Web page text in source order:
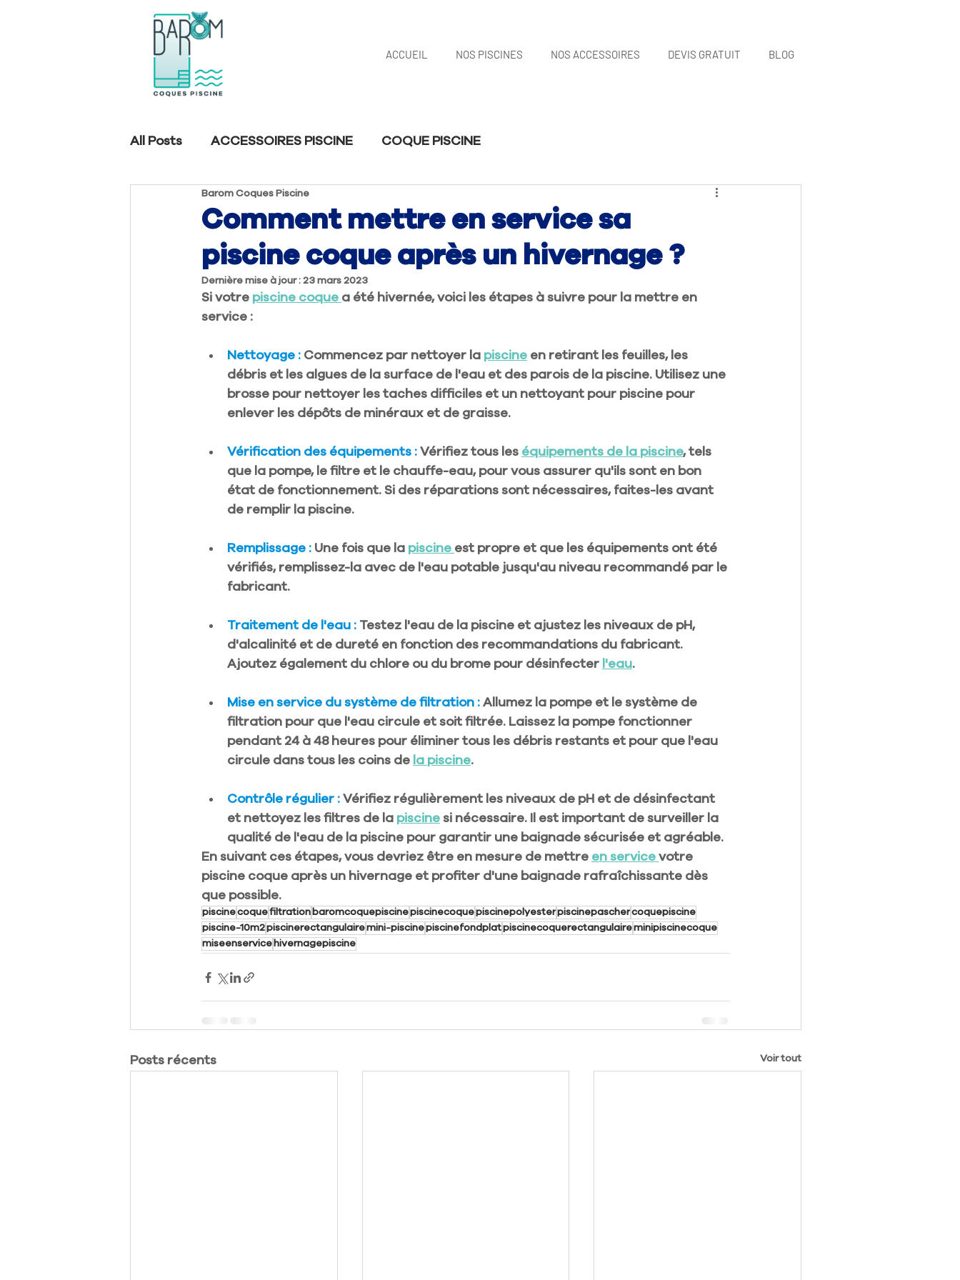
ACCUEIL NOS PISCINES NOS ACCESSOIRES DEVIS GRATUIT BLOG
All Posts ACCESSOIRES PISCINE COQUE PISCINE
Comment mettre en service sa
piscine coque après un hivernage ?
Barom Coques Piscine
Dernière mise à jour : 23 mars 2023
Si votre piscine coque a été hivernée, voici les étapes à suivre pour la mettre en
service :
Nettoyage : Commencez par nettoyer la piscine en retirant les feuilles, les
débris et les algues de la surface de l'eau et des parois de la piscine. Utilisez une
brosse pour nettoyer les taches difficiles et un nettoyant pour piscine pour
enlever les dépôts de minéraux et de graisse.
Vérification des équipements : Vérifiez tous les équipements de la piscine, tels
que la pompe, le filtre et le chauffe-eau, pour vous assurer qu'ils sont en bon
état de fonctionnement. Si des réparations sont nécessaires, faites-les avant
de remplir la piscine.
Remplissage : Une fois que la piscine est propre et que les équipements ont été
vérifiés, remplissez-la avec de l'eau potable jusqu'au niveau recommandé par le
fabricant.
Traitement de l'eau : Testez l'eau de la piscine et ajustez les niveaux de pH,
d'alcalinité et de dureté en fonction des recommandations du fabricant.
Ajoutez également du chlore ou du brome pour désinfecter l'eau.
Mise en service du système de filtration : Allumez la pompe et le système de
filtration pour que l'eau circule et soit filtrée. Laissez la pompe fonctionner
pendant 24 à 48 heures pour éliminer tous les débris restants et pour que l'eau
circule dans tous les coins de la piscine.
Contrôle régulier : Vérifiez régulièrement les niveaux de pH et de désinfectant
et nettoyez les filtres de la piscine si nécessaire. Il est important de surveiller la
qualité de l'eau de la piscine pour garantir une baignade sécurisée et agréable.
En suivant ces étapes, vous devriez être en mesure de mettre en service votre
piscine coque après un hivernage et profiter d'une baignade rafraîchissante dès
que possible.
piscinecoquefiltration baromcoquepiscinepiscinecoquepiscinepolyesterpiscinepaschercoquepiscine
piscine-10m2piscinerectangulairemini-piscinepiscinefondplatpiscinecoquerectangulaireminipiscinecoque
miseenservice hivernagepiscine
Posts récents Voir tout